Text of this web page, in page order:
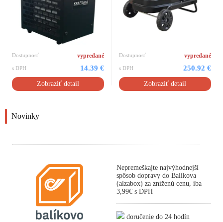
Dostupnosť vypredané
s DPH 14.39 €
Zobraziť detail
Dostupnosť vypredané
s DPH 250.92 €
Zobraziť detail
Novinky
Nepremeškajte najvýhodnejší
spôsob dopravy do Balíkova
(alzabox) za zníženú cenu, iba
3,99€ s DPH
doručenie do 24 hodín